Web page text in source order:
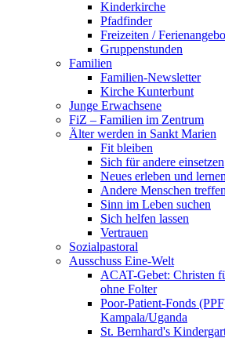
Kinderkirche
Pfadfinder
Freizeiten /
Gruppenstunden
Familien
Familien-Newsletter
Kirche Kunterbunt
Junge Erwachsene
FiZ – Familien im Zentrum
Älter werden in Sankt Marien
Fit bleiben
Sich für andere einsetzen
Neues erleben und lernen
Andere Menschen treffen
Sinn im Leben suchen
Sich helfen lassen
Vertrauen
Sozialpastoral
Ausschuss Eine-Welt
ACAT-Gebet: Christen
ohne Folter
Poor-Patient-Fonds
Kampala/Uganda
St. Bernhard's